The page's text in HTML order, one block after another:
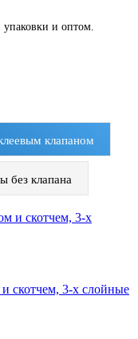
и оптом.
клапаном
без клапана
скотчем, 3-х слойные